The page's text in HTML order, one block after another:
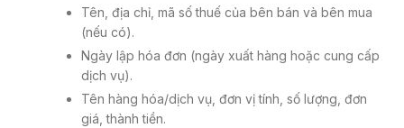
Tên, địa chỉ, mã số thuế của bên bán và bên mua
(nếu có).
Ngày lập hóa đơn (ngày xuất hàng hoặc cung cấp
dịch vụ).
Tên hàng hóa/dịch vụ, đơn vị tính, số lượng, đơn
giá, thành tiền.